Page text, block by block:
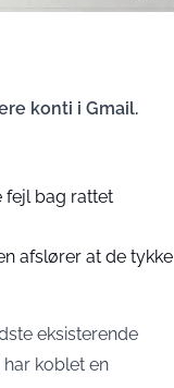
konti i Gmail.
fejl bag rattet
afslører at de tykke
eksisterende
koblet en